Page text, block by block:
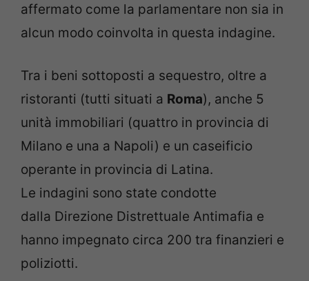
affermato come la parlamentare non sia in
alcun modo coinvolta in questa indagine.
Tra i beni sottoposti a sequestro, oltre a
ristoranti (tutti situati a Roma), anche 5
unità immobiliari (quattro in provincia di
Milano e una a Napoli) e un caseificio
operante in provincia di Latina.
Le indagini sono state condotte
dalla Direzione Distrettuale Antimafia e
hanno impegnato circa 200 tra finanzieri e
poliziotti.